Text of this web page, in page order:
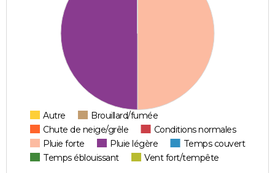
Autre
Brouillard/fumée
Chute de neige/grêle
Conditions normales
Pluie forte
Pluie légère
Temps couvert
Temps éblouissant
Vent fort/tempête